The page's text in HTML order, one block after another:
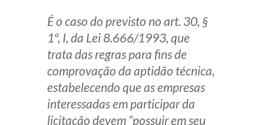
É o caso do previsto no art. 30, §
1º, I, da Lei 8.666/1993, que
trata das regras para fins de
comprovação da aptidão técnica,
estabelecendo que as empresas
interessadas em participar da
licitação devem “possuir em seu